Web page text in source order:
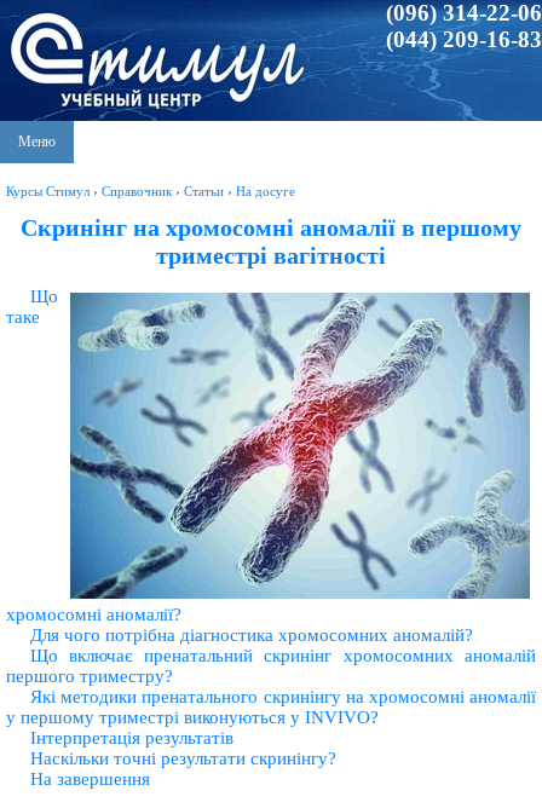
(096) 314-22-06
(044) 209-16-83
Меню
Курсы Стимул › Справочник › Статьи › На досуге
Скринінг на хромосомні аномалії в першому
триместрі вагітності
Що
таке
хромосомні аномалії?
Для чого потрібна діагностика хромосомних аномалій?
Що включає пренатальний скринінг хромосомних аномалій
першого триместру?
Які методики пренатального скринінгу на хромосомні аномалії
у першому триместрі виконуються у INVIVO?
Інтерпретація результатів
Наскільки точні результати скринінгу?
На завершення